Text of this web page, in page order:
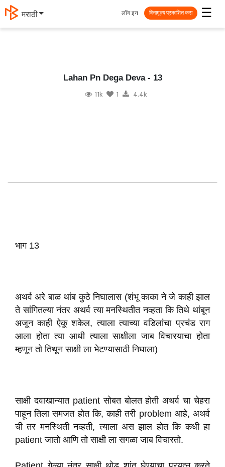
मराठी ☰
लॉग इन विनामूल्य प्रकाशित करा
Lahan Pn Dega Deva - 13
11k 1 4.4k
भाग 13
अथर्व अरे बाळ थांब कुठे निघालास (शंभू काका ने जे काही झाल
ते सांगितल्या नंतर अथर्व त्या मनस्थितीत नव्हता कि तिथे थांबून
अजून काही ऐकू शकेल, त्याला त्याच्या वडिलांचा प्रचंड राग
आला होता त्या आधी त्याला साक्षीला जाब विचारयाचा होता
म्हणून तो तिथून साक्षी ला भेटण्यासाठी निघाला)
साक्षी दवाखान्यात patient सोबत बोलत होती अथर्व चा चेहरा
पाहून तिला समजत होत कि, काही तरी problem आहे, अथर्व
ची तर मनस्थिती नव्हती, त्याला अस झाल होत कि कधी हा
patient जातो आणि तो साक्षी ला सगळा जाब विचारतो.